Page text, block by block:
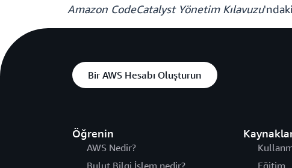
Amazon CodeCatalyst Yönetim Kılavuzu'ndaki
Bir AWS Hesabı Oluşturun
Öğrenin
AWS Nedir?